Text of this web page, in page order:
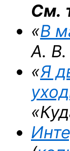
См.
«В
А. В.
«Я